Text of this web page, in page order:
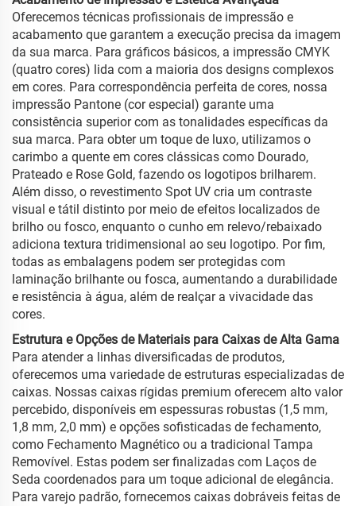
Oferecemos técnicas profissionais de impressão e
acabamento que garantem a execução precisa da imagem
da sua marca. Para gráficos básicos, a impressão CMYK
(quatro cores) lida com a maioria dos designs complexos
em cores. Para correspondência perfeita de cores, nossa
impressão Pantone (cor especial) garante uma
consistência superior com as tonalidades específicas da
sua marca. Para obter um toque de luxo, utilizamos o
carimbo a quente em cores clássicas como Dourado,
Prateado e Rose Gold, fazendo os logotipos brilharem.
Além disso, o revestimento Spot UV cria um contraste
visual e tátil distinto por meio de efeitos localizados de
brilho ou fosco, enquanto o cunho em relevo/rebaixado
adiciona textura tridimensional ao seu logotipo. Por fim,
todas as embalagens podem ser protegidas com
laminação brilhante ou fosca, aumentando a durabilidade
e resistência à água, além de realçar a vivacidade das
cores.
Estrutura e Opções de Materiais para Caixas de Alta Gama
Para atender a linhas diversificadas de produtos,
oferecemos uma variedade de estruturas especializadas de
caixas. Nossas caixas rígidas premium oferecem alto valor
percebido, disponíveis em espessuras robustas (1,5 mm,
1,8 mm, 2,0 mm) e opções sofisticadas de fechamento,
como Fechamento Magnético ou a tradicional Tampa
Removível. Estas podem ser finalizadas com Laços de
Seda coordenados para um toque adicional de elegância.
Para varejo padrão, fornecemos caixas dobráveis feitas de